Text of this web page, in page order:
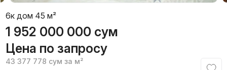
6к дом 45 м²
1 952 000 000 сум
Цена по запросу
43 377 778 сум за м²